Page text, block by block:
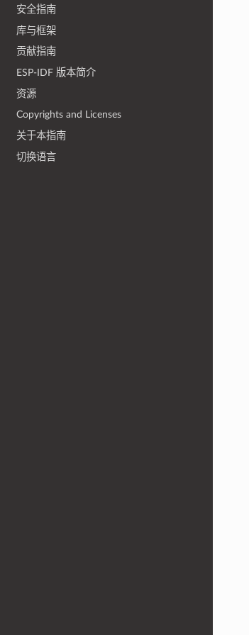
安全指南
库与框架
贡献指南
ESP-IDF 版本简介
资源
Copyrights and Licenses
关于本指南
切换语言